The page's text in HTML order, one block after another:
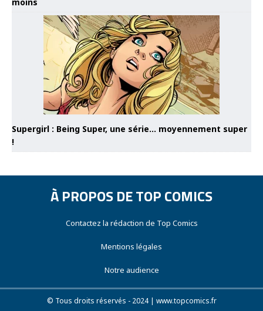
moins
Supergirl : Being Super, une série… moyennement super
!
À PROPOS DE TOP COMICS
Contactez la rédaction de Top Comics
Mentions légales
Notre audience
© Tous droits réservés - 2024 | www.topcomics.fr